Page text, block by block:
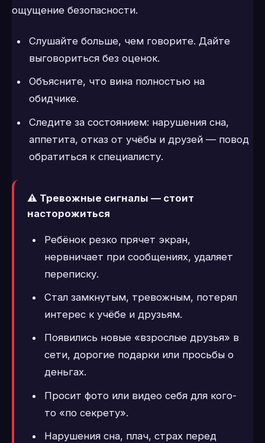
ощущение безопасности.
Слушайте больше, чем говорите. Дайте
выговориться без оценок.
Объясните, что вина полностью на
обидчике.
Следите за состоянием: нарушения сна,
аппетита, отказ от учёбы и друзей — повод
обратиться к специалисту.
⚠️ Тревожные сигналы — стоит
насторожиться
Ребёнок резко прячет экран,
нервничает при сообщениях, удаляет
переписку.
Стал замкнутым, тревожным, потерял
интерес к учёбе и друзьям.
Появились новые «взрослые друзья» в
сети, дорогие подарки или просьбы о
деньгах.
Просит фото или видео себя для кого-
то «по секрету».
Нарушения сна, плач, страх перед